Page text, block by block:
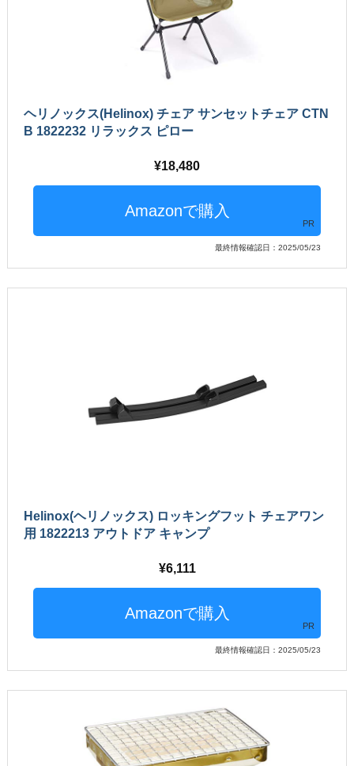
ヘリノックス(Helinox) チェア サンセットチェア CTN
B 1822232 リラックス ピロー
18,480
PR
最終情報確認日：2025/05/23
Helinox(ヘリノックス) ロッキングフット チェアワン
用 1822213 アウトドア キャンプ
6,111
PR
最終情報確認日：2025/05/23